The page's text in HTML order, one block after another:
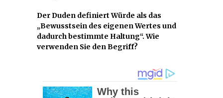
Der Duden definiert Würde als das
„Bewusstsein des eigenen Wertes und
dadurch bestimmte Haltung“. Wie
verwenden Sie den Begriff?